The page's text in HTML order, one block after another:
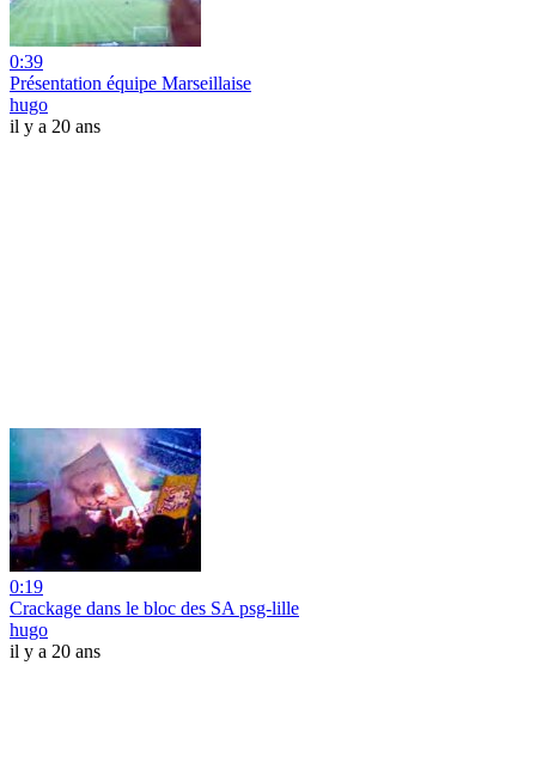
0:39
Présentation équipe Marseillaise
hugo
il y a 20 ans
0:19
Crackage dans le bloc des SA psg-lille
hugo
il y a 20 ans